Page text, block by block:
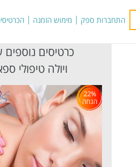
התחברות ספק מימוש הזמנה
כרטיסים
ויולה טיפולי
22%
הנחה